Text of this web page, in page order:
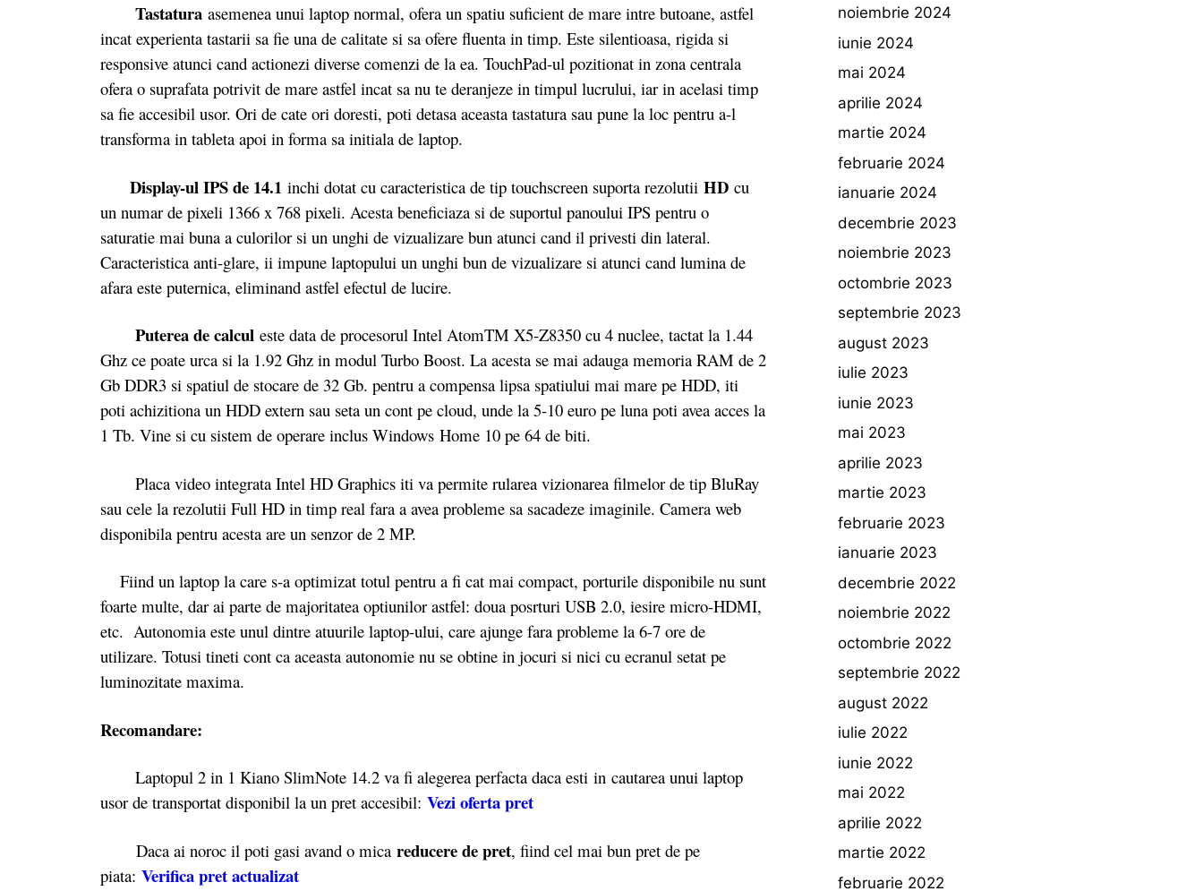
Tastatura asemenea unui laptop normal, ofera un spatiu suficient de mare intre butoane, astfel
incat experienta tastarii sa fie una de calitate si sa ofere fluenta in timp. Este silentioasa, rigida si
responsive atunci cand actionezi diverse comenzi de la ea. TouchPad-ul pozitionat in zona centrala
ofera o suprafata potrivit de mare astfel incat sa nu te deranjeze in timpul lucrului, iar in acelasi timp
sa fie accesibil usor. Ori de cate ori doresti, poti detasa aceasta tastatura sau pune la loc pentru a-l
transforma in tableta apoi in forma sa initiala de laptop.
Display-ul IPS de 14.1 inchi dotat cu caracteristica de tip touchscreen suporta rezolutii HD cu
un numar de pixeli 1366 x 768 pixeli. Acesta beneficiaza si de suportul panoului IPS pentru o
saturatie mai buna a culorilor si un unghi de vizualizare bun atunci cand il privesti din lateral.
Caracteristica anti-glare, ii impune laptopului un unghi bun de vizualizare si atunci cand lumina de
afara este puternica, eliminand astfel efectul de lucire.
Puterea de calcul este data de procesorul Intel AtomTM X5-Z8350 cu 4 nuclee, tactat la 1.44
Ghz ce poate urca si la 1.92 Ghz in modul Turbo Boost. La acesta se mai adauga memoria RAM de 2
Gb DDR3 si spatiul de stocare de 32 Gb. pentru a compensa lipsa spatiului mai mare pe HDD, iti
poti achizitiona un HDD extern sau seta un cont pe cloud, unde la 5-10 euro pe luna poti avea acces la
1 Tb. Vine si cu sistem de operare inclus Windows Home 10 pe 64 de biti.
Placa video integrata Intel HD Graphics iti va permite rularea vizionarea filmelor de tip BluRay
sau cele la rezolutii Full HD in timp real fara a avea probleme sa sacadeze imaginile. Camera web
disponibila pentru acesta are un senzor de 2 MP.
Fiind un laptop la care s-a optimizat totul pentru a fi cat mai compact, porturile disponibile nu sunt
foarte multe, dar ai parte de majoritatea optiunilor astfel: doua posrturi USB 2.0, iesire micro-HDMI,
etc. Autonomia este unul dintre atuurile laptop-ului, care ajunge fara probleme la 6-7 ore de
utilizare. Totusi tineti cont ca aceasta autonomie nu se obtine in jocuri si nici cu ecranul setat pe
luminozitate maxima.
Recomandare:
Laptopul 2 in 1 Kiano SlimNote 14.2 va fi alegerea perfacta daca esti in cautarea unui laptop
usor de transportat disponibil la un pret accesibil: Vezi oferta pret
Daca ai noroc il poti gasi avand o mica reducere de pret, fiind cel mai bun pret de pe
piata: Verifica pret actualizat
noiembrie 2024
iunie 2024
mai 2024
aprilie 2024
martie 2024
februarie 2024
ianuarie 2024
decembrie 2023
noiembrie 2023
octombrie 2023
septembrie 2023
august 2023
iulie 2023
iunie 2023
mai 2023
aprilie 2023
martie 2023
februarie 2023
ianuarie 2023
decembrie 2022
noiembrie 2022
octombrie 2022
septembrie 2022
august 2022
iulie 2022
iunie 2022
mai 2022
aprilie 2022
martie 2022
februarie 2022